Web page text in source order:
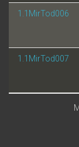
1.1MirTod006
1.1MirTod007